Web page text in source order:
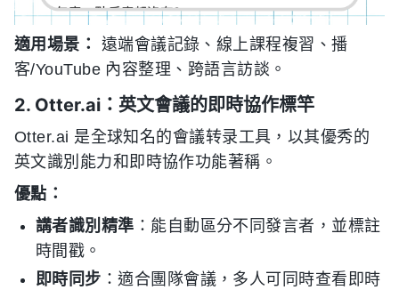
適用場景：
遠端會議記錄、線上課程複習、播
客/YouTube 內容整理、跨語言訪談。
2. Otter.ai：英文會議的即時協作標竿
Otter.ai 是全球知名的會議转录工具，以其優秀的
英文識別能力和即時協作功能著稱。
優點：
講者識別精準 ：能自動區分不同發言者，並標註
時間戳。
即時同步 ：適合團隊會議，多人可同時查看即時